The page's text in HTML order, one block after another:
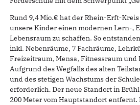
Rund 9,4 Mio.€ hat der Rhein-Erft-
unsere Kinder einen modernen Lern-,
Lebensraum zu schaffen. So
inkl. Nebenräume, 7 Fachräume,
Freizeitraum, Mensa, Fitnessraum und
Aufgrund des Wegfalls des alten
und des stetigen Wachstums der
erforderlich. Der neue Standort in
200 Meter vom Hauptstandort